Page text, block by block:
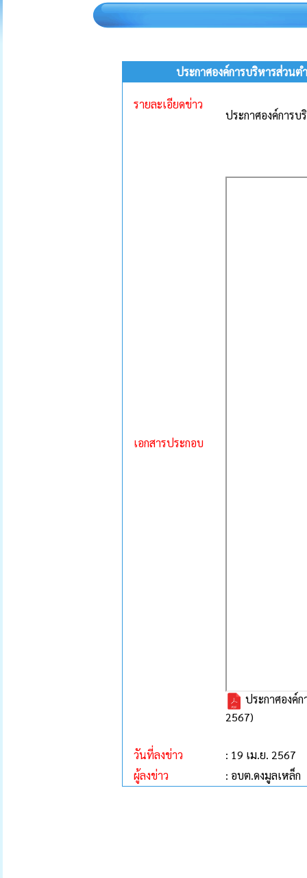
ประกาศองค์การบริหารส่วน
รายละเอียดข่าว
ประกาศองค์การ
เอกสารประกอบ
ประกาศองค์
2567)
วันที่ลงข่าว
: 19 เม.ย. 2567
ผู้ลงข่าว
: อบต.ดงมูลเหล็ก